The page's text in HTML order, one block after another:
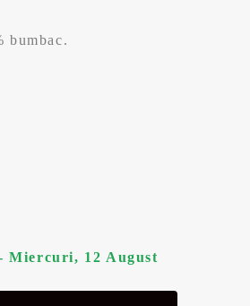
bumbac.
Miercuri, 12 August